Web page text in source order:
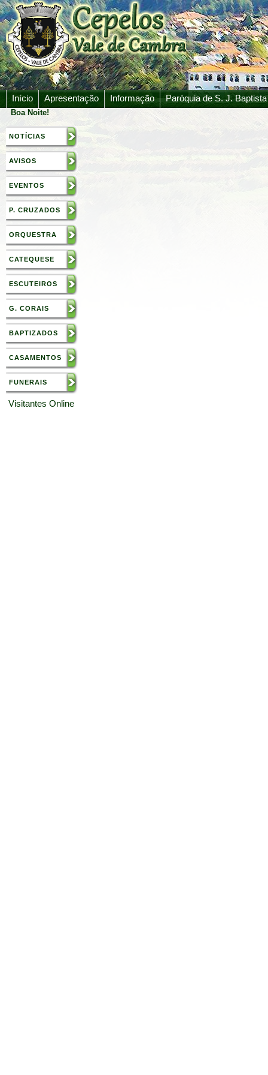
Início Apresentação Informação Paróquia de S. J. Baptista
Boa Noite!
NOTÍCIAS
AVISOS
EVENTOS
P. CRUZADOS
ORQUESTRA
CATEQUESE
ESCUTEIROS
G. CORAIS
BAPTIZADOS
CASAMENTOS
FUNERAIS
Visitantes Online